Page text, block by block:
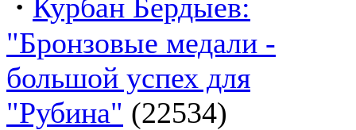
Курбан Бердыев:
"Бронзовые медали -
большой успех для
"Рубина" (22534)